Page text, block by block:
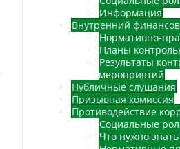
Информация
Внутренний
Нормативно-
Планы
Результаты
мероприятий
Публичные слушания
Призывная комиссия
Противодействие
Социальные
Что нужно